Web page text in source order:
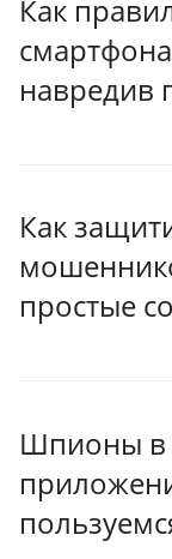
Как
навредив
Как
простые
Шпионы в